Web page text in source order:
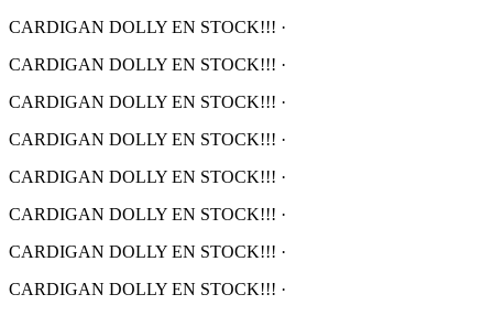
CARDIGAN DOLLY EN STOCK!!! ·
CARDIGAN DOLLY EN STOCK!!! ·
CARDIGAN DOLLY EN STOCK!!! ·
CARDIGAN DOLLY EN STOCK!!! ·
CARDIGAN DOLLY EN STOCK!!! ·
CARDIGAN DOLLY EN STOCK!!! ·
CARDIGAN DOLLY EN STOCK!!! ·
CARDIGAN DOLLY EN STOCK!!! ·